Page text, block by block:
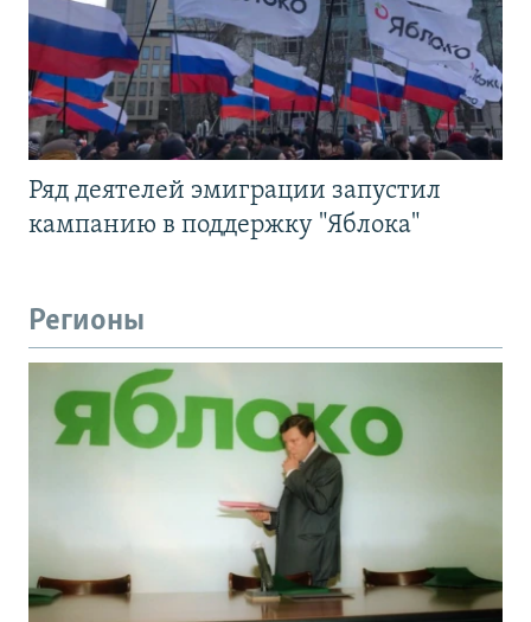
Ряд деятелей эмиграции запустил
кампанию в поддержку "Яблока"
Регионы